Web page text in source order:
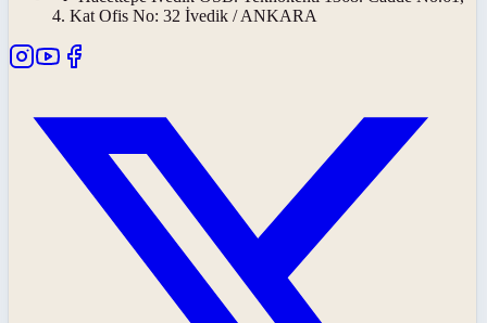
4. Kat Ofis No: 32 İvedik / ANKARA